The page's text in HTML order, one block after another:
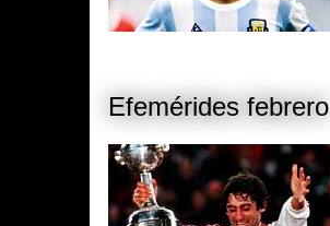
Efemérides febrero